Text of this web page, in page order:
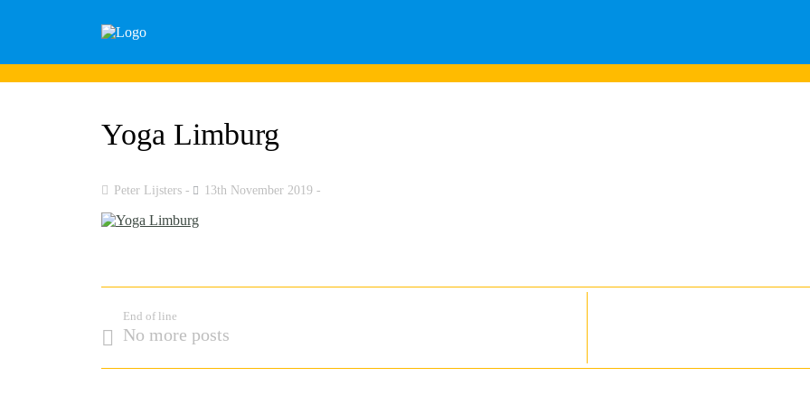
Yoga Limburg
Peter Lijsters 13th November 2019
End of line
No more posts